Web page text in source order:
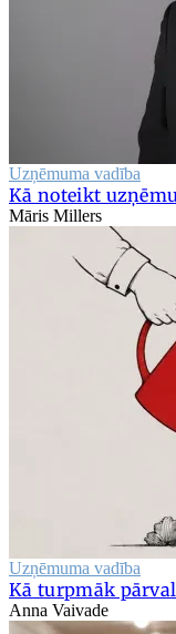
Uzņēmuma vadība
Kā noteikt
Māris Millers
Uzņēmuma vadība
Kā turpmāk
Anna Vaivade